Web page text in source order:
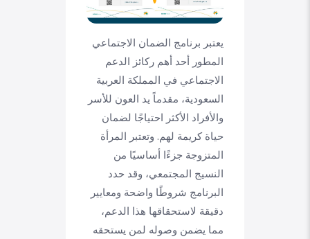
يعتبر برنامج الضمان الاجتماعي
المطور أحد أهم ركائز الدعم
الاجتماعي في المملكة العربية
السعودية، مقدماً يد العون للأسر
والأفراد الأكثر احتياجًا لضمان
حياة كريمة لهم. وتعتبر المرأة
المتزوجة جزءًا أساسيًا من
النسيج المجتمعي، وقد حدد
البرنامج شروطًا واضحة ومعايير
دقيقة لاستحقاقها هذا الدعم،
مما يضمن وصوله لمن يستحقه